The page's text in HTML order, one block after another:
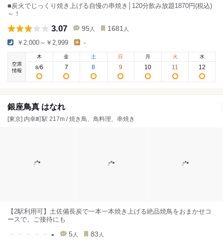
■炭火でじっくり焼き上げる自慢の串焼き│120分飲み放題1870円(税込)
～！
3.07 95 人 1681 人
￥2,000～￥2,999 -
空席
情報
木
8/6
金
7
土
8
日
9
月
10
火
11
水
12
銀座鳥真 はなれ
[東京] 内幸町駅 217m / 焼き鳥、鳥料理、串焼き
【2駅利用可】土佐備長炭で一本一本焼き上げる絶品焼鳥をおまかせコ
ースで。ご接待にも
- 5 人 83 人